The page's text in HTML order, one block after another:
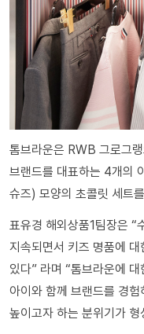
톰브라운은 RWB 그로그
브랜드를 대표하는 4개의
슈즈) 모양의 초콜릿 세트
표유경 해외상품1팀장은
지속되면서 키즈 명품에
있다” 라며 “톰브라운에
아이와 함께 브랜드를 경
높이고자 하는 분위기가